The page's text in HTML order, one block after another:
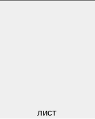
лист